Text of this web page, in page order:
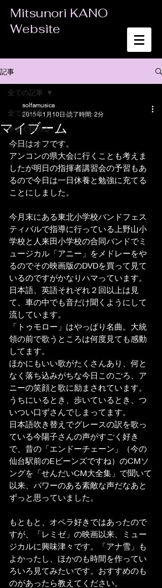
Mitsunori KANO
Website
記事
全ての記事
今すぐ始める
コミュニティ
全ての記事
マイブーム
solfamusica
2015年1月10日 読了時間: 2分
今日はオフです。
アンコンの県大会に行くことも考えま
したが明日の指揮者講習会の予習もあ
るので今日は一日休養と勉強に充てる
ことにしました。
今月末にある東北小学校バンドフェス
ティバルで指導に行っている上野山小
学校と人来田小学校の合同バンドでミ
ュージカル「アニー」をメドレーをや
るのでその映画版のDVDを買って見て
いるのですがかなりハマっています。
日本語、英語それぞれ２回以上は見
て、車の中でも音だけ聞くようにして
流しています。
「トゥモロー」はやっぱり名曲。大統
領の前で歌うところは何度見ても感動
してます。
ほかにもいい歌がたくさんあり、何と
なく落ち込みがちな今日このごろ、ア
ニーの笑顔と歌に励まされています。
うちにいるとき、歩いているとき、つ
いつい口ずさんでしまってます。
日本語吹き替えでグレースの訳を歌っ
ている今陽子さんの声がすごく好き
で、昔の「エンドーチェーン」（今の
仙台駅前のEビーンズですね）のCMソ
ングを「せんだいCM大全集」で聞いて
以来、パワーのある素敵な声だなあと
ずっと思っていました。
もともと、オペラ好きではあったので
すが、「レミゼ」の映画以来、ミュー
ジカルに興味津々です。「アナ雪」も
よかったし、ほかのも時間を作ってい
ろいろ見てみたいです。おすすめのも
のがあったら教えてください。